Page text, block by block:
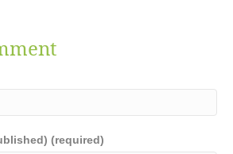
(required)